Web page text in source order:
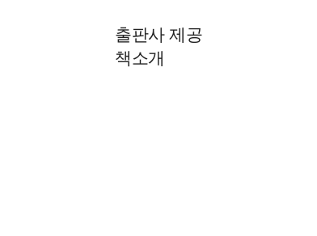
출판사 제공
책소개